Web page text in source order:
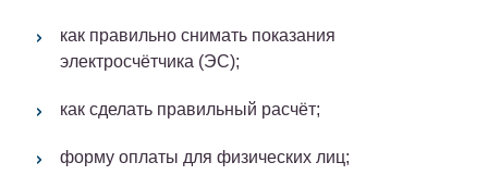
как правильно снимать показания
электросчётчика (ЭС);
как сделать правильный расчёт;
форму оплаты для физических лиц;